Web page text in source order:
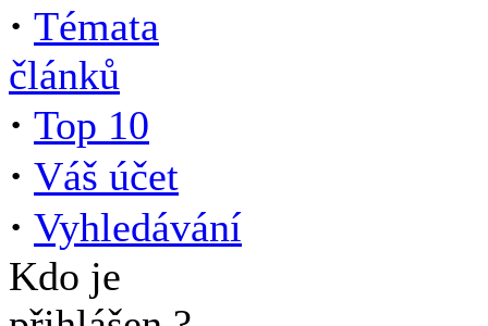
· Témata
článků
· Top 10
· Váš účet
· Vyhledávání
Kdo je